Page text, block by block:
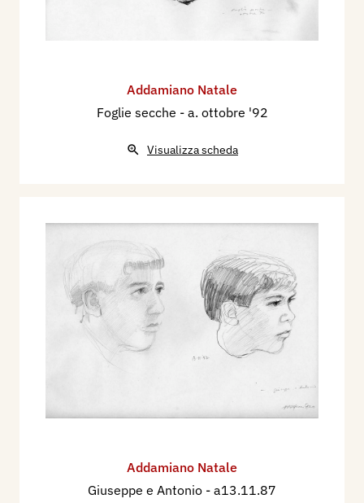
Addamiano Natale
Foglie secche - a. ottobre '92
Visualizza scheda
Addamiano Natale
Giuseppe e Antonio - a13.11.87